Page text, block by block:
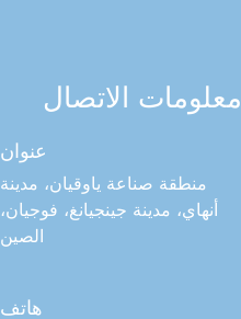
معلومات الاتصال
عنوان
منطقة صناعة ياوقيان، مدينة
أنهاي، مدينة جينجيانغ، فوجيان،
الصين
هاتف